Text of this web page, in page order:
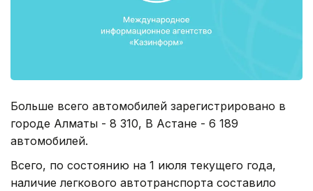
Больше всего автомобилей зарегистрировано в
городе Алматы - 8 310, В Астане - 6 189
автомобилей.
Всего, по состоянию на 1 июля текущего года,
наличие легкового автотранспорта составило